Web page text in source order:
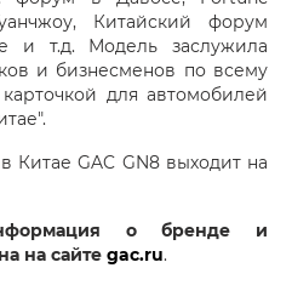
Китайский форум
и т.д. Модель заслужила
и бизнесменов по всему
для автомобилей
Китае GAC GN8 выходит на
о бренде и
на сайте gac.ru.